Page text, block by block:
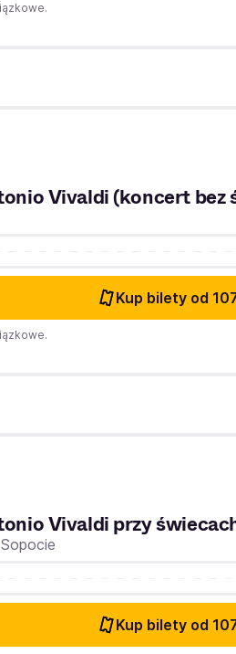
Vivaldi (koncert bez
Kup bilety od
Vivaldi przy
Kup bilety od